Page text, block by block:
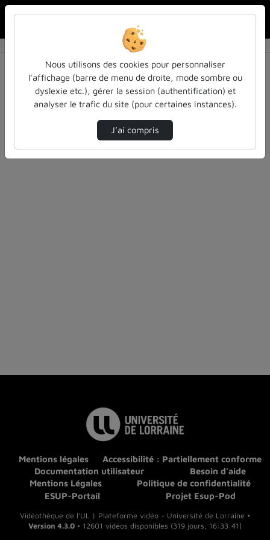
Résultats de la recherche
Filtres actifs (cliquer pour en retirer) :
cours-formations
pass-las pass-las passlas
Mentions légales
Accessibilité : Partiellement conforme
Documentation utilisateur
Besoin d'aide
Mentions Légales
Politique de confidentialité
ESUP-Portail
Projet Esup-Pod
Vidéothèque de l'UL | Plateforme vidéo - Université de Lorraine •
Version 4.3.0 • 12601 vidéos disponibles (319 jours, 16:33:41)
Nous utilisons des cookies pour personnaliser
l’affichage (barre de menu de droite, mode sombre ou
dyslexie etc.), gérer la session (authentification) et
analyser le trafic du site (pour certaines instances).
J’ai compris